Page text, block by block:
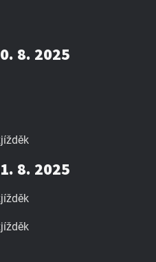
8. 2025
8. 2025